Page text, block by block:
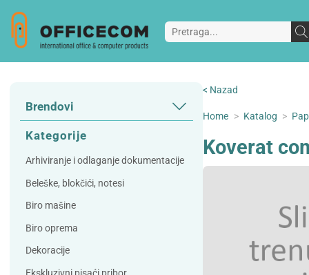
Brendovi
3L
A Plus
Accessories
AD
Alco
Artoz
Bene
Bordlite
Carand'ache
Kategorije
Arhiviranje i odlaganje dokumentacije
Beleške, blokčići, notesi
Biro mašine
Biro oprema
Dekoracije
< Nazad
Home > Katalog >
Koverat